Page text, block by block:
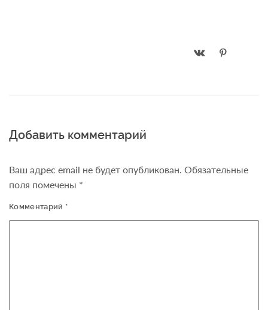
Добавить комментарий
Ваш адрес email не будет опубликован. Обязательные
поля помечены *
Комментарий *